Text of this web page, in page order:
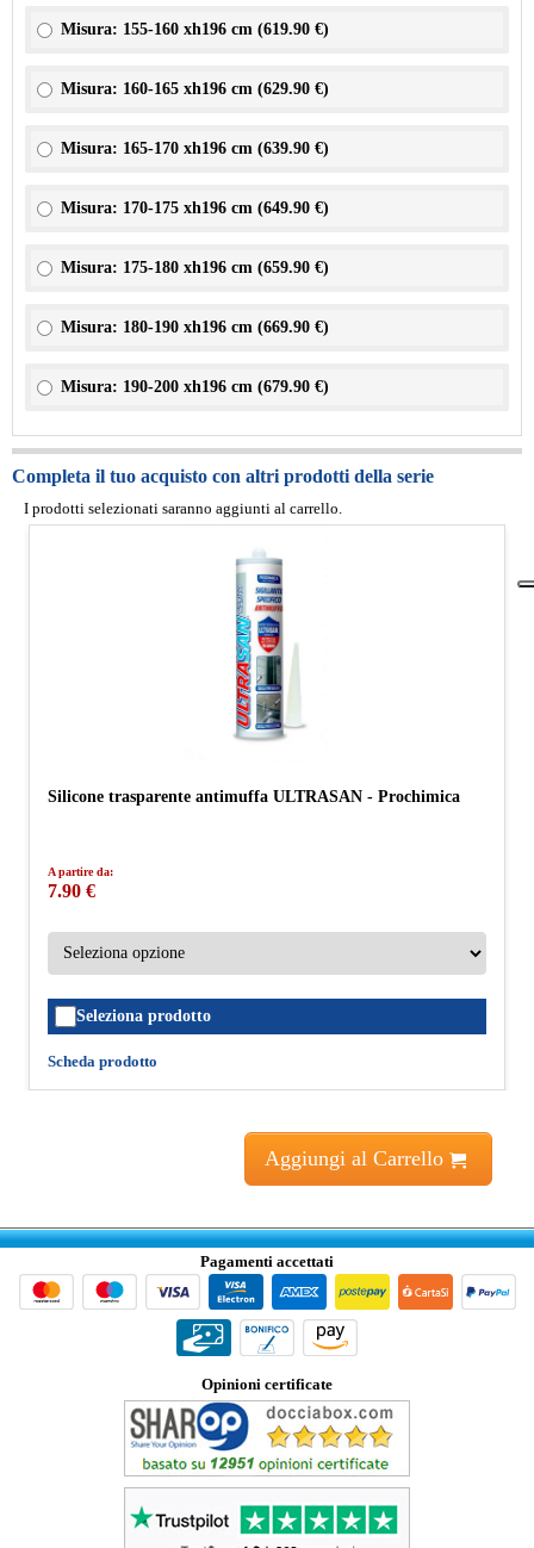
Misura: 155-160 xh196 cm (619.90 €)
Misura: 160-165 xh196 cm (629.90 €)
Misura: 165-170 xh196 cm (639.90 €)
Misura: 170-175 xh196 cm (649.90 €)
Misura: 175-180 xh196 cm (659.90 €)
Misura: 180-190 xh196 cm (669.90 €)
Misura: 190-200 xh196 cm (679.90 €)
Completa il tuo acquisto con altri prodotti della serie
I prodotti selezionati saranno aggiunti al carrello.
Silicone trasparente antimuffa ULTRASAN - Prochimica
A partire da:
7.90 €
Seleziona prodotto
Scheda prodotto
Aggiungi al Carrello
Pagamenti accettati
Opinioni certificate